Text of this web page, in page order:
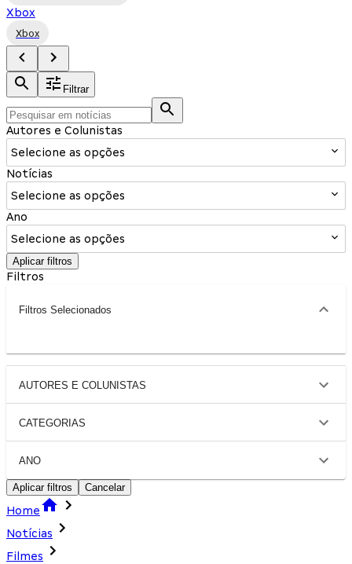
Xbox
Xbox
Filtrar
Autores e Colunistas
Selecione as opções
Notícias
Selecione as opções
Ano
Selecione as opções
Aplicar filtros
Filtros
Filtros Selecionados
AUTORES E COLUNISTAS
CATEGORIAS
ANO
Aplicar filtros Cancelar
Home
Notícias
Filmes